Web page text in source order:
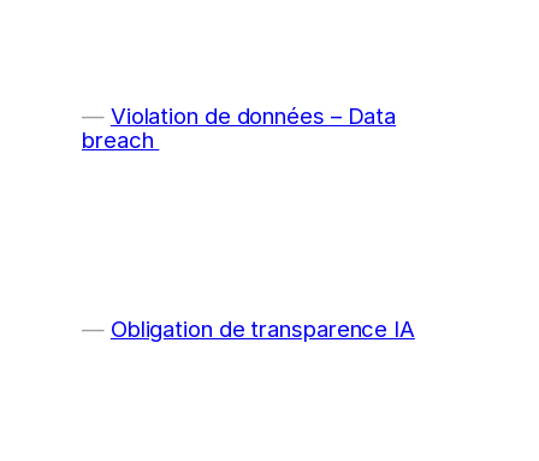
Violation de données – Data
breach
Obligation de transparence IA